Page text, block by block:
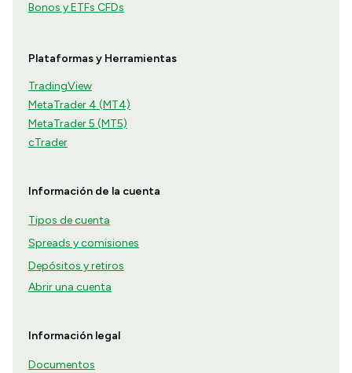
Bonos y ETFs CFDs
Plataformas y Herramientas
TradingView
MetaTrader 4 (MT4)
MetaTrader 5 (MT5)
cTrader
Información de la cuenta
Tipos de cuenta
Spreads y comisiones
Depósitos y retiros
Abrir una cuenta
Información legal
Documentos